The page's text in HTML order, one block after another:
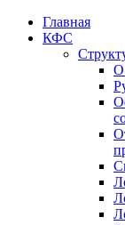
Главная
КФС
О